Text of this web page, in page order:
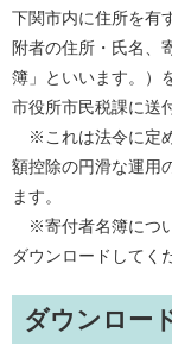
下関市内に住所を有
附者の住所・氏名、
簿」といいます。）
市役所市民税課に送
※これは法令に定
額控除の円滑な運用
ます。
※寄付者名簿につ
ダウンロードしてく
ダウンロー